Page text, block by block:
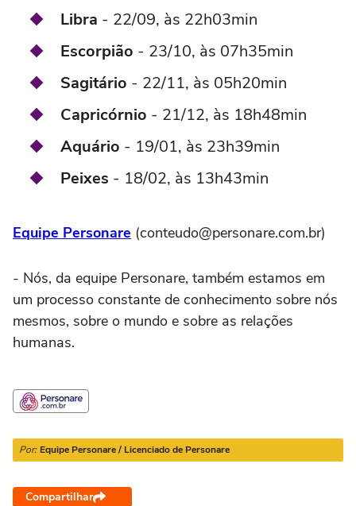
Libra - 22/09, às 22h03min
Escorpião - 23/10, às 07h35min
Sagitário - 22/11, às 05h20min
Capricórnio - 21/12, às 18h48min
Aquário - 19/01, às 23h39min
Peixes - 18/02, às 13h43min
Equipe Personare (conteudo@personare.com.br)
- Nós, da equipe Personare, também estamos em
um processo constante de conhecimento sobre nós
mesmos, sobre o mundo e sobre as relações
humanas.
Por: Equipe Personare / Licenciado de Personare
Compartilhar